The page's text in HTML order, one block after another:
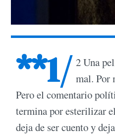
**1/ 2 Una
mal. Por
Pero el comentario
termina por esterilizar
deja de ser cuento y